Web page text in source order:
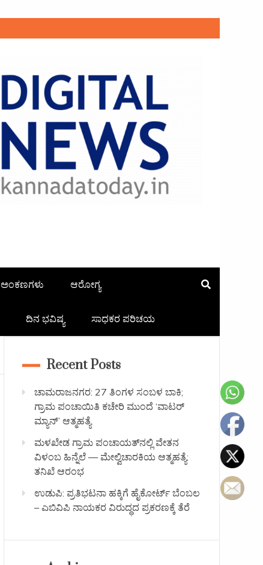
ಅಂಕಣಗಳು ಆರೋಗ್ಯ
ದಿನ ಭವಿಷ್ಯ ಸಾಧಕರ ಪರಿಚಯ
Recent Posts
ಚಾಮರಾಜನಗರ: 27 ತಿಂಗಳ ಸಂಬಳ ಬಾಕಿ;
ಗ್ರಾಮ ಪಂಚಾಯಿತಿ ಕಚೇರಿ ಮುಂದೆ ‘ವಾಟರ್
ಮ್ಯಾನ್’ ಆತ್ಮಹತ್ಯೆ
ಮಳಖೇಡ ಗ್ರಾಮ ಪಂಚಾಯತ್‌ನಲ್ಲಿ ವೇತನ
ವಿಳಂಬ ಹಿನ್ನೆಲೆ — ಮೇಲ್ವಿಚಾರಕಿಯ ಆತ್ಮಹತ್ಯೆ:
ತನಿಖೆ ಆರಂಭ
ಉಡುಪಿ: ಪ್ರತಿಭಟನಾ ಹಕ್ಕಿಗೆ ಹೈಕೋರ್ಟ್ ಬೆಂಬಲ
– ಎಬಿವಿಪಿ ನಾಯಕರ ವಿರುದ್ಧದ ಪ್ರಕರಣಕ್ಕೆ ತೆರೆ